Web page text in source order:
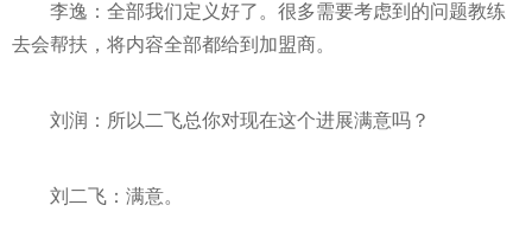
李逸：全部我们定义好了。很多需要考虑到的问题教练
去会帮扶，将内容全部都给到加盟商。
刘润：所以二飞总你对现在这个进展满意吗？
刘二飞：满意。